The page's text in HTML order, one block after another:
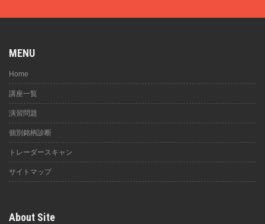
MENU
Home
講座一覧
演習問題
個別銘柄診断
トレーダースキャン
サイトマップ
About Site